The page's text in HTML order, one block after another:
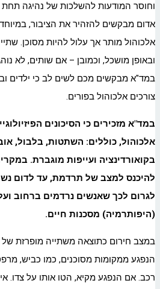
וחוסר המודעות להשלכות של נהיגה
אדום מבקשים להזהיר את הציבור,
אלכוהול מותר אך עלול להיות מסוכן.
ובאופן מושכל, וכמובן – אם שותים, לא
צורכים אלכוהול בפורים.
במד"א מזכירים כי הסיכונים
אלכוהול, כוללים: השתטות, בלבול,
בקואורדינציה ועייפות מוגברת.
להיכנס למצב של תרדמת, עד לדום
לגרום לכך שאנשים נרדמים ברחוב
(היפותרמיה) מסכנות חיים.
במצב חירום כתוצאה משתייה מופרזת
הנפגע ממקומות מסוכנים, כמו כביש,
רכב. אם הנפגע מקיא, הטו אותו על צדו.